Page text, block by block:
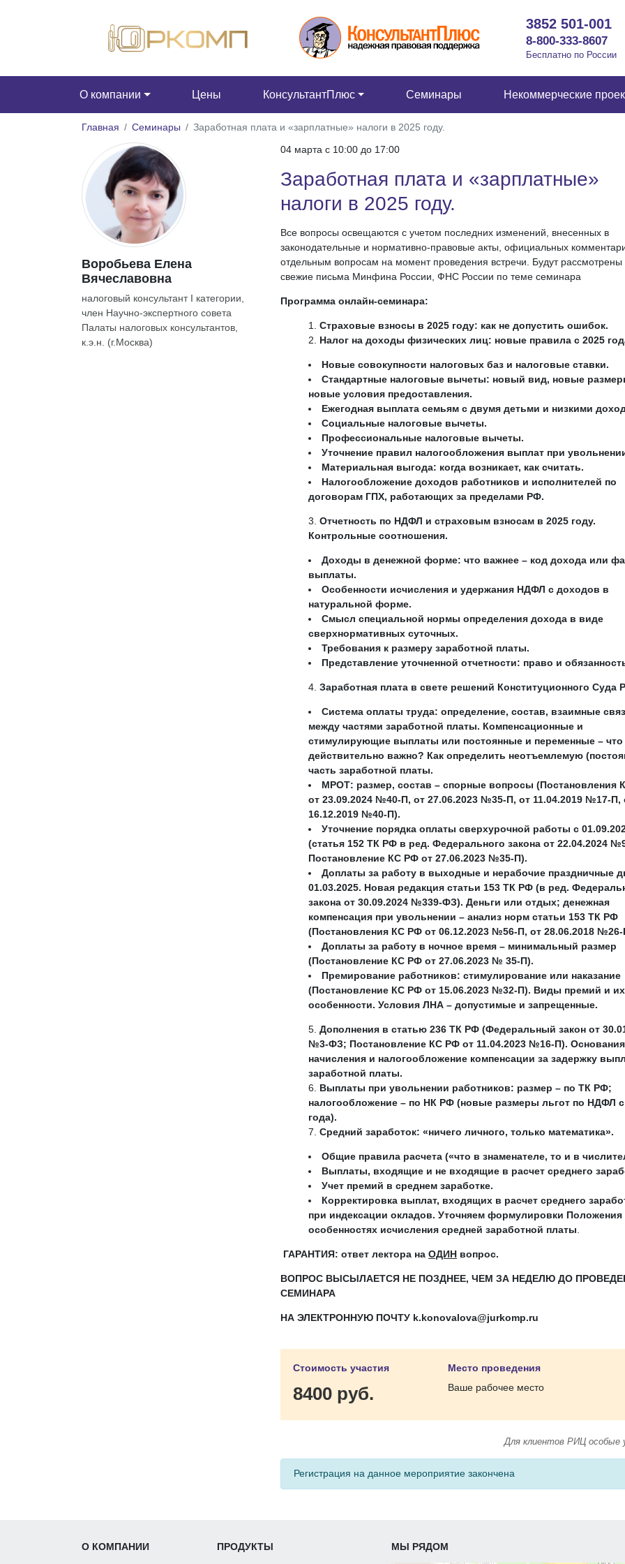
3852 501-001
8-800-333-8607
Бесплатно по России
О компании Цены КонсультантПлюс Семинары Некоммерческие
Главная Семинары Заработная плата и «зарплатные» налоги в 2025 году.
Воробьева Елена
Вячеславовна
налоговый консультант I категории,
член Научно-экспертного совета
Палаты налоговых консультантов,
к.э.н. (г.Москва)
04 марта c 10:00 до 17:00
Заработная плата и «зарплатные»
налоги в 2025 году.
Все вопросы освещаются с учетом последних изменений, внесенных в
законодательные и нормативно-правовые акты, официальных
отдельным вопросам на момент проведения встречи. Будут
свежие письма Минфина России, ФНС России по теме семинара
Программа онлайн-семинара:
Страховые взносы в 2025 году: как не допустить ошибок.
Налог на доходы физических лиц: новые правила с 2025
Новые совокупности налоговых баз и налоговые ставки.
Стандартные налоговые вычеты: новый вид, новые
новые условия предоставления.
Ежегодная выплата семьям с двумя детьми и низкими
Социальные налоговые вычеты.
Профессиональные налоговые вычеты.
Уточнение правил налогообложения выплат при
Материальная выгода: когда возникает, как считать.
Налогообложение доходов работников и исполнителей по
договорам ГПХ, работающих за пределами РФ.
Отчетность по НДФЛ и страховым взносам в 2025 году.
Контрольные соотношения.
Доходы в денежной форме: что важнее – код дохода или
выплаты.
Особенности исчисления и удержания НДФЛ с доходов в
натуральной форме.
Смысл специальной нормы определения дохода в виде
сверхнормативных суточных.
Требования к размеру заработной платы.
Представление уточненной отчетности: право и
Заработная плата в свете решений Конституционного Суда
Система оплаты труда: определение, состав, взаимные
между частями заработной платы. Компенсационные и
стимулирующие выплаты или постоянные и переменные – что
действительно важно? Как определить неотъемлемую
часть заработной платы.
МРОТ: размер, состав – спорные вопросы (Постановления
от 23.09.2024 №40-П, от 27.06.2023 №35-П, от 11.04.2019 №17-П,
16.12.2019 №40-П).
Уточнение порядка оплаты сверхурочной работы с
(статья 152 ТК РФ в ред. Федерального закона от 22.04.2024
Постановление КС РФ от 27.06.2023 №35-П).
Доплаты за работу в выходные и нерабочие праздничные
01.03.2025. Новая редакция статьи 153 ТК РФ (в ред.
закона от 30.09.2024 №339-ФЗ). Деньги или отдых; денежная
компенсация при увольнении – анализ норм статьи 153 ТК РФ
(Постановления КС РФ от 06.12.2023 №56-П, от 28.06.2018 №26-
Доплаты за работу в ночное время – минимальный размер
(Постановление КС РФ от 27.06.2023 № 35-П).
Премирование работников: стимулирование или наказание
(Постановление КС РФ от 15.06.2023 №32-П). Виды премий и их
особенности. Условия ЛНА – допустимые и запрещенные.
Дополнения в статью 236 ТК РФ (Федеральный закон от
№3-ФЗ; Постановление КС РФ от 11.04.2023 №16-П).
начисления и налогообложение компенсации за задержку
заработной платы.
Выплаты при увольнении работников: размер – по ТК РФ;
налогообложение – по НК РФ (новые размеры льгот по НДФЛ с
года).
Средний заработок: «ничего личного, только математика».
Общие правила расчета («что в знаменателе, то и в
Выплаты, входящие и не входящие в расчет среднего
Учет премий в среднем заработке.
Корректировка выплат, входящих в расчет среднего
при индексации окладов. Уточняем формулировки Положения
особенностях исчисления средней заработной платы
ГАРАНТИЯ: ответ лектора на ОДИН вопрос.
ВОПРОС ВЫСЫЛАЕТСЯ НЕ ПОЗДНЕЕ, ЧЕМ ЗА НЕДЕЛЮ ДО
СЕМИНАРА
НА ЭЛЕКТРОННУЮ ПОЧТУ k.konovalova@jurkomp.ru
Стоимость участия
8400 руб.
Место проведения
Ваше рабочее место
Для клиентов РИЦ особые
Регистрация на данное мероприятие закончена
О КОМПАНИИ ПРОДУКТЫ МЫ РЯДОМ